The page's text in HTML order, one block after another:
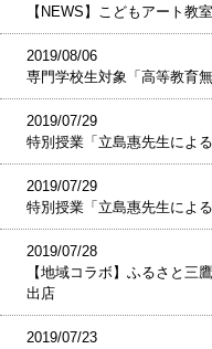
【NEWS】こどもアート教
2019/08/06
専門学校生対象「高等教育
2019/07/29
特別授業「立島惠先生によ
2019/07/29
特別授業「立島惠先生によ
2019/07/28
【地域コラボ】ふるさと三
出店
2019/07/23